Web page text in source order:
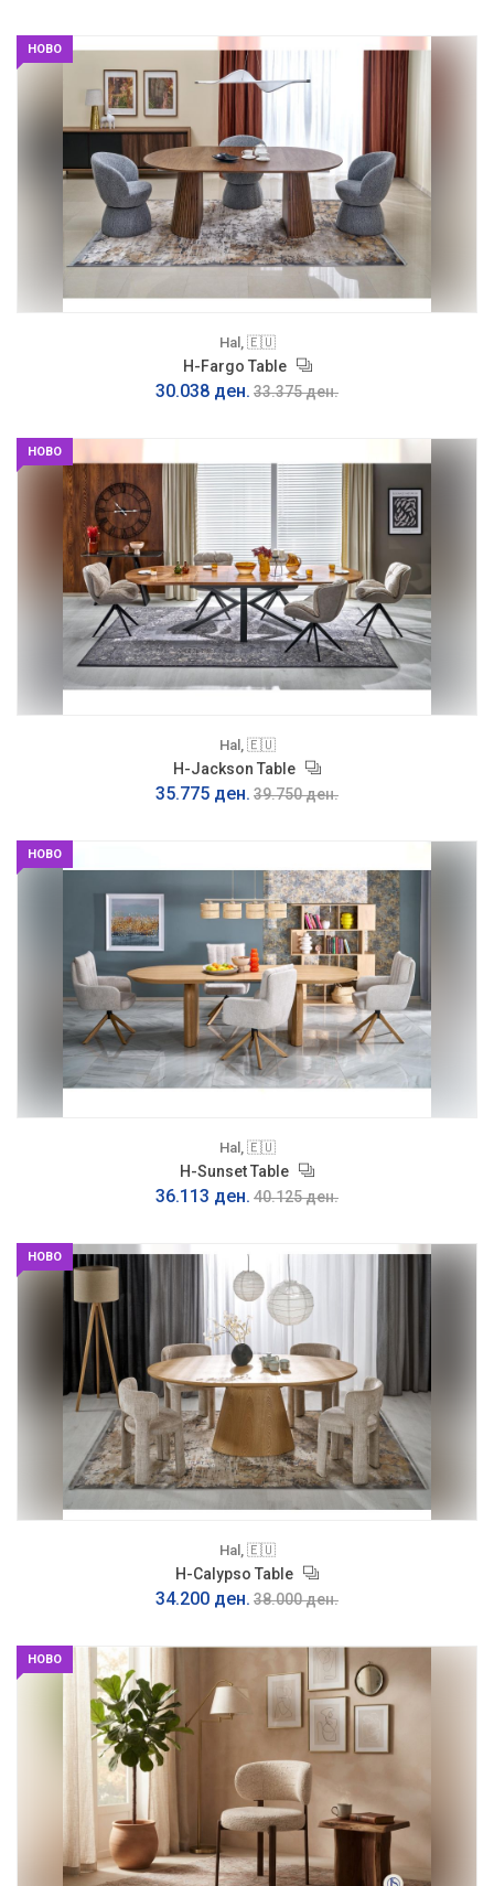
НОВО
Hal, 🇪🇺
H-Fargo Table
30.038 ден. 33.375 ден.
НОВО
Hal, 🇪🇺
H-Jackson Table
35.775 ден. 39.750 ден.
НОВО
Hal, 🇪🇺
H-Sunset Table
36.113 ден. 40.125 ден.
НОВО
Hal, 🇪🇺
H-Calypso Table
34.200 ден. 38.000 ден.
НОВО